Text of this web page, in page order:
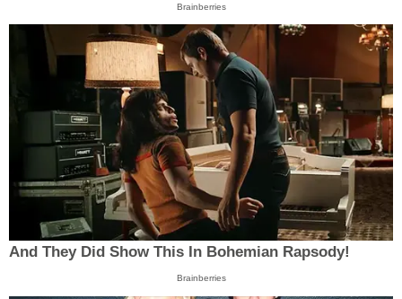
Brainberries
And They Did Show This In Bohemian Rapsody!
Brainberries